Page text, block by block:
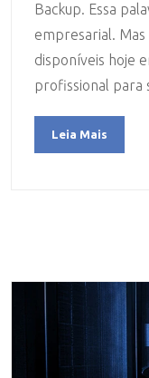
Backup. Essa
empresarial.
disponíveis hoje
profissional para
Leia Mais